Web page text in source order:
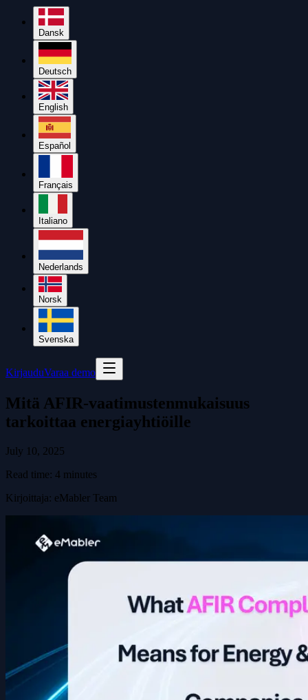
Dansk
Deutsch
English
Español
Français
Italiano
Nederlands
Norsk
Svenska
KirjauduVaraa demo
Mitä AFIR-vaatimustenmukaisuus
tarkoittaa energiayhtiöille
July 10, 2025
Read time: 4 minutes
Kirjoittaja: eMabler Team